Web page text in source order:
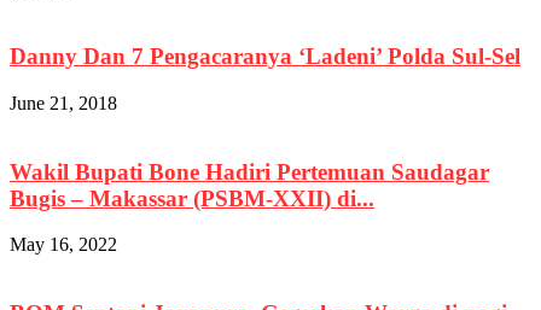
Danny Dan 7 Pengacaranya ‘Ladeni’ Polda Sul-Sel
June 21, 2018
Wakil Bupati Bone Hadiri Pertemuan Saudagar
Bugis – Makassar (PSBM-XXII) di...
May 16, 2022